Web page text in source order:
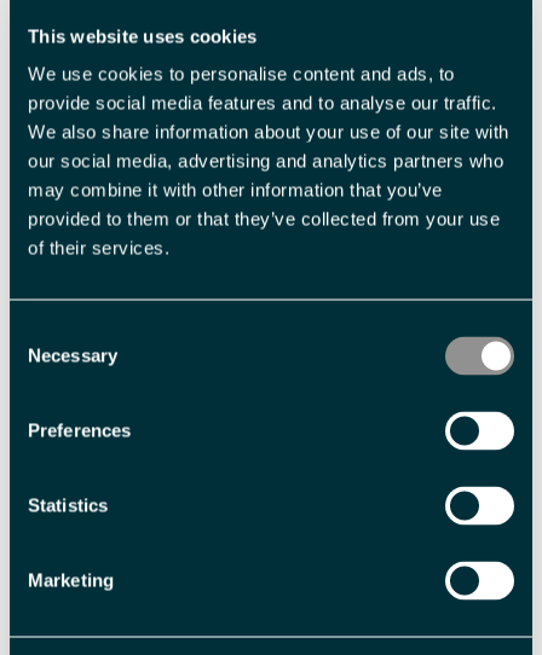
This website uses cookies
We use cookies to personalise content and ads, to
provide social media features and to analyse our traffic.
We also share information about your use of our site with
our social media, advertising and analytics partners who
may combine it with other information that you’ve
provided to them or that they’ve collected from your use
of their services.
Selection
Necessary
Preferences
Statistics
Marketing
Beslektet
Snøscootersafari til
Svalbard Adventures
Svalbard Hotell | Lodge